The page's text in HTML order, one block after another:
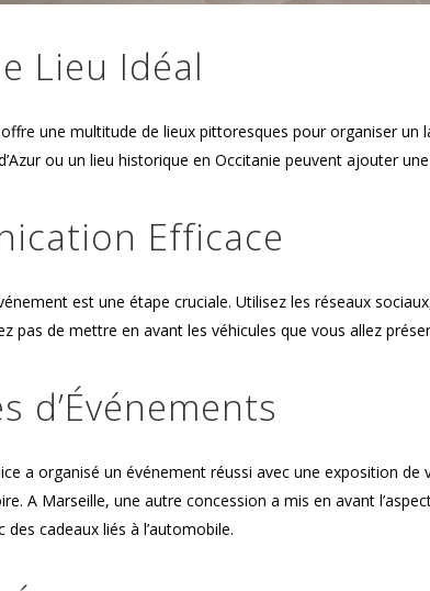
Lieu Idéal
une multitude de lieux pittoresques pour organiser un
ou un lieu historique en Occitanie peuvent ajouter
Efficace
est une étape cruciale. Utilisez les réseaux
pas de mettre en avant les véhicules que vous allez
d’Événements
a organisé un événement réussi avec une exposition
A Marseille, une autre concession a mis en avant
cadeaux liés à l’automobile.